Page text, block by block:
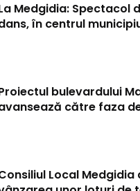
Medgidia: Spectacol
în centrul
bulevardului
către faza
Local